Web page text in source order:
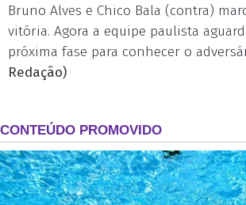
Bruno Alves e Chico Bala (contra)
vitória. Agora a equipe paulista
próxima fase para conhecer o
Redação)